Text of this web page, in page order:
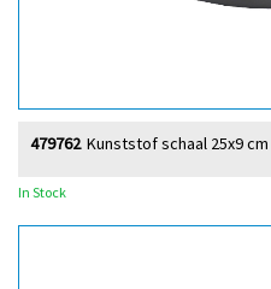
Kunststof schaal 25x9
479762
In Stock